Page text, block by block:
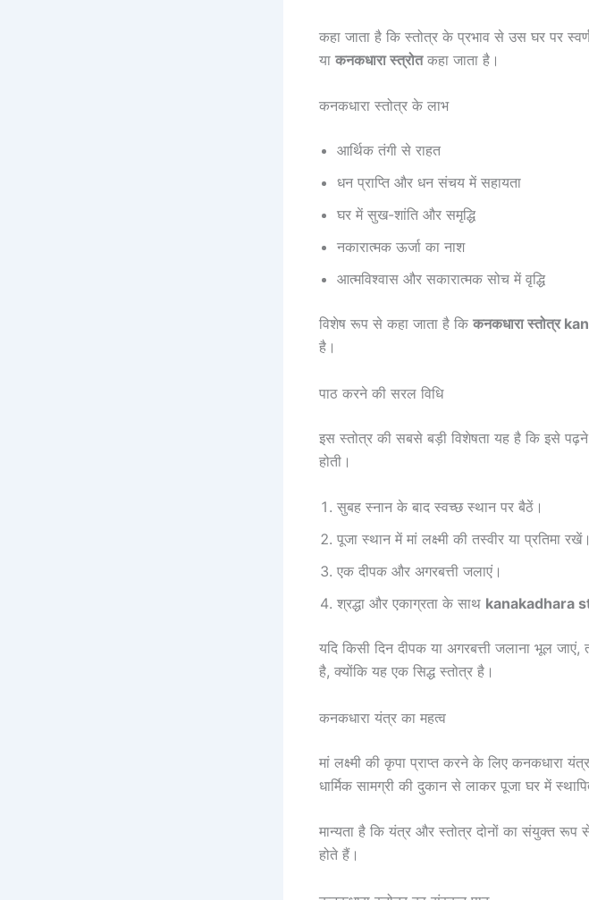
कहा जाता है कि स्तोत्र के प्रभाव से उस घर पर
या कनकधारा स्त्रोतकहा जाता है।
कनकधारा स्तोत्र के लाभ
आर्थिक तंगी से राहत
धन प्राप्ति और धन संचय में सहायता
घर में सुख-शांति और समृद्धि
नकारात्मक ऊर्जा का नाश
आत्मविश्वास और सकारात्मक सोच में वृद्धि
विशेष रूप से कहा जाता है कि कनकधारा स्तोत्र
है।
पाठ करने की सरल विधि
इस स्तोत्र की सबसे बड़ी विशेषता यह है कि इसे
होती।
सुबह स्नान के बाद स्वच्छ स्थान पर बैठें।
पूजा स्थान में मां लक्ष्मी की तस्वीर या प्रतिमा रखें।
एक दीपक और अगरबत्ती जलाएं।
श्रद्धा और एकाग्रता के साथ kanakadhara
यदि किसी दिन दीपक या अगरबत्ती जलाना भूल जाएं,
है, क्योंकि यह एक सिद्ध स्तोत्र है।
कनकधारा यंत्र का महत्व
मां लक्ष्मी की कृपा प्राप्त करने के लिए कनकधारा
धार्मिक सामग्री की दुकान से लाकर पूजा घर में
मान्यता है कि यंत्र और स्तोत्र दोनों का संयुक्त रूप
होते हैं।